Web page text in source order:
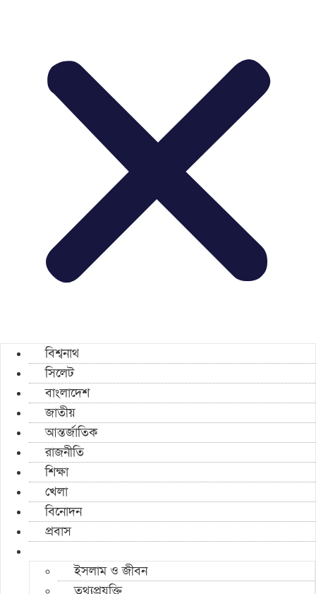
বিশ্বনাথ
সিলেট
বাংলাদেশ
জাতীয়
আন্তর্জাতিক
রাজনীতি
শিক্ষা
খেলা
বিনোদন
প্রবাস
ইসলাম ও জীবন
তথ্যপ্রযুক্তি